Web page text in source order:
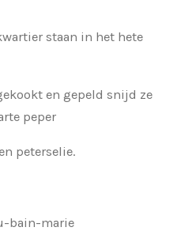
staan in het hete
en gepeld snijd ze
peper
peterselie.
bain-marie